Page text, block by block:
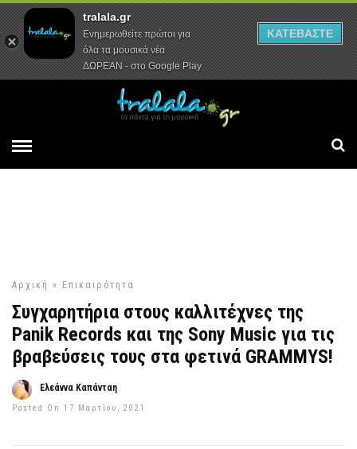
Αρχική Συνεντεύξεις Ρεπορτάζ
Αρχική » Επικαιρότητα
Συγχαρητήρια στους καλλιτέχνες της
Panik Records και της Sony Music για τις
βραβεύσεις τους στα φετινά GRAMMYS!
Ελεάννα Καπάνταη
Posted On 17 Μαρτίου, 2021
tralala.gr
Ενημερωθείτε πρώτοι για
όλα τα μουσικά νέα
ΔΩΡΕΑΝ - στο Google Play
ΚΑΤΕΒΑΣΤΕ